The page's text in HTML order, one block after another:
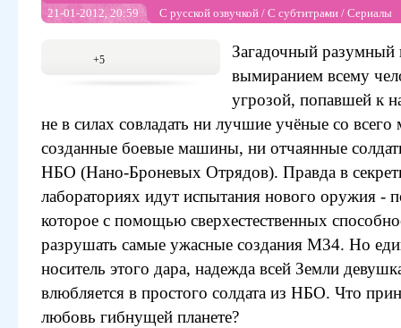
21-01-2012, 20:59 С русской озвучкой / С субтитрами / Сериалы
+5
Загадочный
вымиранием всему
угрозой, попавшей к
не в силах совладать ни лучшие учёные со
созданные боевые машины, ни отчаянные
НБО (Нано-Броневых Отрядов). Правда в
лабораториях идут испытания нового оружия -
которое с помощью сверхестественных
разрушать самые ужасные создания М34. Но
носитель этого дара, надежда всей Земли
влюбляется в простого солдата из НБО. Что
любовь гибнущей планете?